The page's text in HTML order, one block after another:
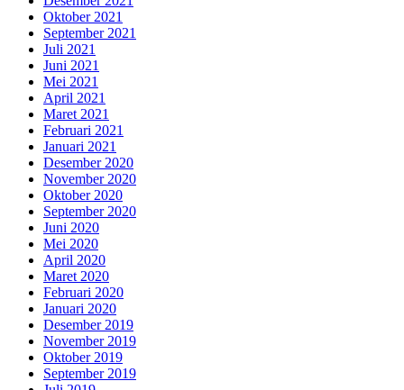
Oktober 2021
September 2021
Juli 2021
Juni 2021
Mei 2021
April 2021
Maret 2021
Februari 2021
Januari 2021
Desember 2020
November 2020
Oktober 2020
September 2020
Juni 2020
Mei 2020
April 2020
Maret 2020
Februari 2020
Januari 2020
Desember 2019
November 2019
Oktober 2019
September 2019